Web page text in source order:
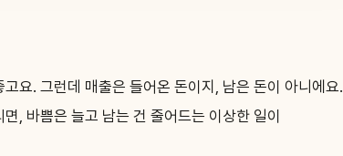
요. 그런데 매출은 들어온 돈이지, 남은 돈이 아니에요.
, 바쁨은 늘고 남는 건 줄어드는 이상한 일이